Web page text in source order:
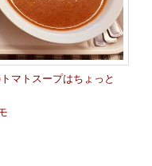
マトスープはちょっと